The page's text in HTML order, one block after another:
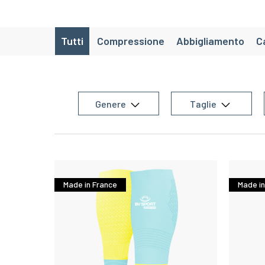
Tutti Compressione Abbigliamento
Packs avancés Chaussettes de
Attrezzatura da escursionismo per
Attrezzatura da sci per donne
Attrezzature per l'allenamento
Genere Taglie
Made in France Made